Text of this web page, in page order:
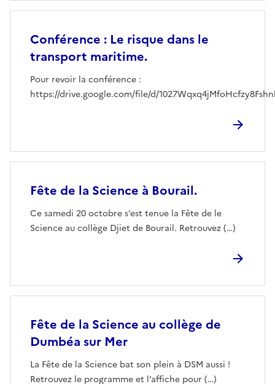
Conférence : Le risque dans le
transport maritime.
Pour revoir la conférence :
https://drive.google.com/file/d/
Fête de la Science à Bourail.
Ce samedi 20 octobre s’est tenue la Fête de le
Science au collège Djiet de Bourail. Retrouvez (…)
Fête de la Science au collège de
Dumbéa sur Mer
La Fête de la Science bat son plein à DSM aussi !
Retrouvez le programme et l’affiche pour (…)